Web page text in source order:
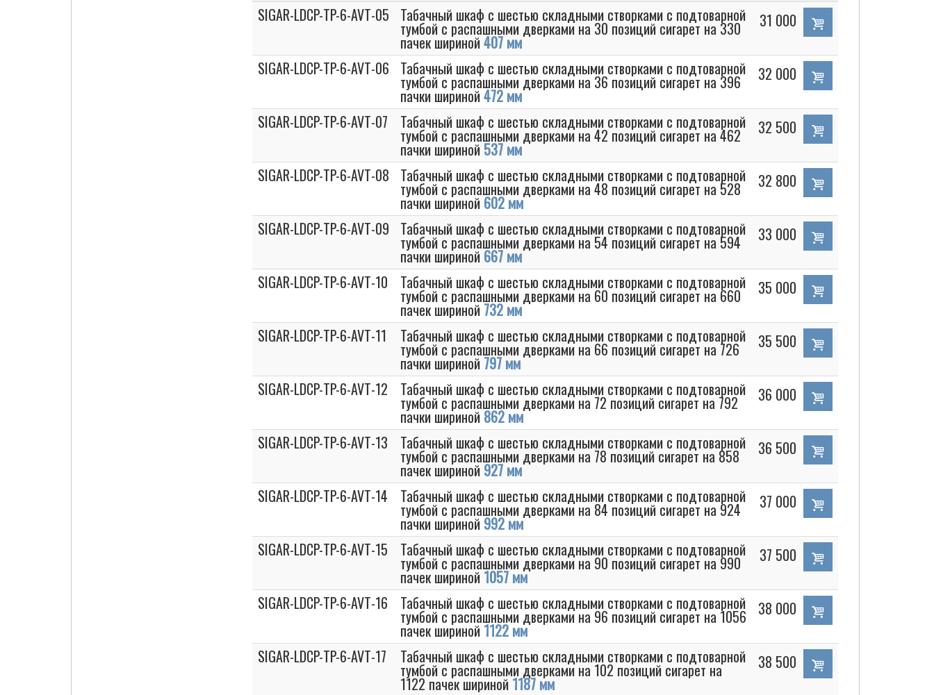
SIGAR-LDCP-TP-6-AVT-05 Табачный шкаф с шестью складными створками с подтоварной
тумбой с распашными дверками на 30 позиций сигарет на 330
пачек шириной407 мм
31 000
SIGAR-LDCP-TP-6-AVT-06 Табачный шкаф с шестью складными створками с подтоварной
тумбой с распашными дверками на 36 позиций сигарет на 396
пачки шириной472 мм
32 000
SIGAR-LDCP-TP-6-AVT-07 Табачный шкаф с шестью складными створками с подтоварной
тумбой с распашными дверками на 42 позиций сигарет на 462
пачки шириной 537 мм
32 500
SIGAR-LDCP-TP-6-AVT-08 Табачный шкаф с шестью складными створками с подтоварной
тумбой с распашными дверками на 48 позиций сигарет на 528
пачки шириной 602 мм
32 800
SIGAR-LDCP-TP-6-AVT-09 Табачный шкаф с шестью складными створками с подтоварной
тумбой с распашными дверками на 54 позиций сигарет на 594
пачки шириной 667 мм
33 000
SIGAR-LDCP-TP-6-AVT-10 Табачный шкаф с шестью складными створками с подтоварной
тумбой с распашными дверками на 60 позиций сигарет на 660
пачек шириной 732 мм
35 000
SIGAR-LDCP-TP-6-AVT-11 Табачный шкаф с шестью складными створками с подтоварной
тумбой с распашными дверками на 66 позиций сигарет на 726
пачки шириной 797 мм
35 500
SIGAR-LDCP-TP-6-AVT-12 Табачный шкаф с шестью складными створками с подтоварной
тумбой с распашными дверками на 72 позиций сигарет на 792
пачки шириной 862 мм
36 000
SIGAR-LDCP-TP-6-AVT-13 Табачный шкаф с шестью складными створками с подтоварной
тумбой с распашными дверками на 78 позиций сигарет на 858
пачек шириной 927 мм
36 500
SIGAR-LDCP-TP-6-AVT-14 Табачный шкаф с шестью складными створками с подтоварной
тумбой с распашными дверками на 84 позиций сигарет на 924
пачки шириной 992 мм
37 000
SIGAR-LDCP-TP-6-AVT-15 Табачный шкаф с шестью складными створками с подтоварной
тумбой с распашными дверками на 90 позиций сигарет на 990
пачек шириной 1057 мм
37 500
SIGAR-LDCP-TP-6-AVT-16 Табачный шкаф с шестью складными створками с подтоварной
тумбой с распашными дверками на 96 позиций сигарет на 1056
пачек шириной 1122 мм
38 000
SIGAR-LDCP-TP-6-AVT-17 Табачный шкаф с шестью складными створками с подтоварной
тумбой с распашными дверками на 102 позиций сигарет на
1122 пачек шириной 1187 мм
38 500